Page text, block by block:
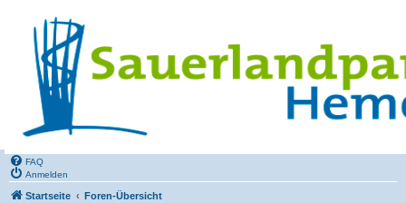
FAQ
Anmelden
Startseite Foren-Übersicht